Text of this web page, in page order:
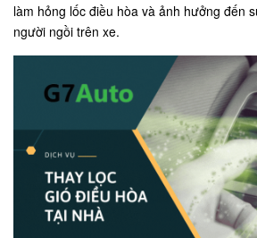
làm hỏng lốc điều hòa và ảnh hưởng đến
người ngồi trên xe.